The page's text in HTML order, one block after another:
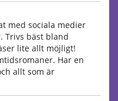
med sociala medier
Trivs bäst bland
lite allt möjligt!
Har en
allt som är